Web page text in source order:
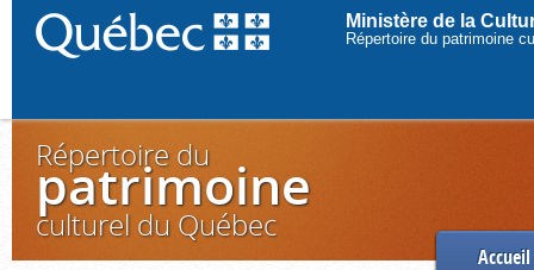
Ministère de la
Répertoire du patrimoine
Répertoire du
patrimoine
culturel du Québec
Accueil